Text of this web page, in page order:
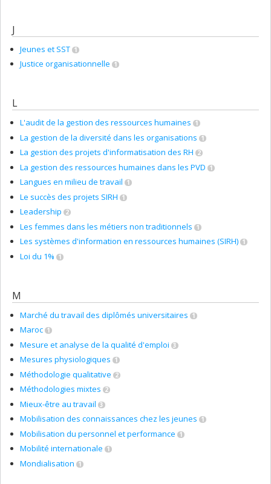
J
Jeunes et SST 1
Justice organisationnelle 1
L
L'audit de la gestion des ressources humaines 1
La gestion de la diversité dans les organisations 1
La gestion des projets d'informatisation des RH 2
La gestion des ressources humaines dans les PVD 1
Langues en milieu de travail 1
Le succès des projets SIRH 1
Leadership 2
Les femmes dans les métiers non traditionnels 1
Les systèmes d'information en ressources humaines (SIRH) 1
Loi du 1% 1
M
Marché du travail des diplômés universitaires 1
Maroc 1
Mesure et analyse de la qualité d'emploi 3
Mesures physiologiques 1
Méthodologie qualitative 2
Méthodologies mixtes 2
Mieux-être au travail 3
Mobilisation des connaissances chez les jeunes 1
Mobilisation du personnel et performance 1
Mobilité internationale 1
Mondialisation 1